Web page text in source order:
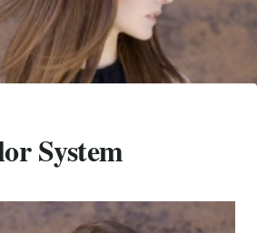
System